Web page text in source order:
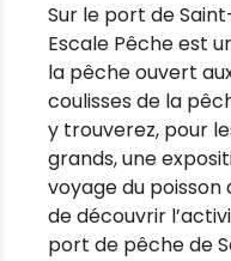
Sur le port de
Escale Pêche est
la pêche ouvert
coulisses de la
y trouverez, pour
grands, une
voyage du poisson
de découvrir
port de pêche de